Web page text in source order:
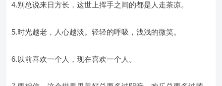
4.别总说来日方长，这世上挥手之间的都是人走茶凉。
5.时光越老，人心越淡。轻轻的呼吸，浅浅的微笑。
6.以前喜欢一个人，现在喜欢一个人。